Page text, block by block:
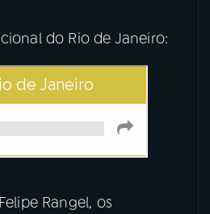
do Rio de Janeiro:
Rangel, os